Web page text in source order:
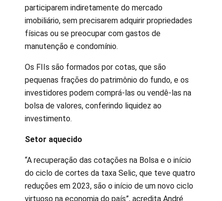
participarem indiretamente do mercado
imobiliário, sem precisarem adquirir propriedades
físicas ou se preocupar com gastos de
manutenção e condomínio.
Os FIIs são formados por cotas, que são
pequenas frações do patrimônio do fundo, e os
investidores podem comprá-las ou vendê-las na
bolsa de valores, conferindo liquidez ao
investimento.
Setor aquecido
“A recuperação das cotações na Bolsa e o início
do ciclo de cortes da taxa Selic, que teve quatro
reduções em 2023, são o início de um novo ciclo
virtuoso na economia do país”, acredita André